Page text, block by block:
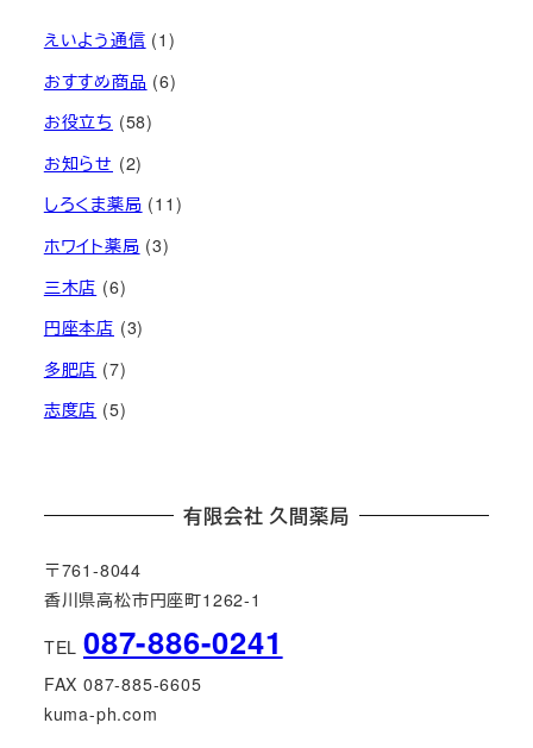
えいよう通信 (1)
おすすめ商品 (6)
お役立ち (58)
お知らせ (2)
しろくま薬局 (11)
ホワイト薬局 (3)
三木店 (6)
円座本店 (3)
多肥店 (7)
志度店 (5)
有限会社 久間薬局
〒761-8044
香川県高松市円座町1262-1
TEL 087-886-0241
FAX 087-885-6605
kuma-ph.com